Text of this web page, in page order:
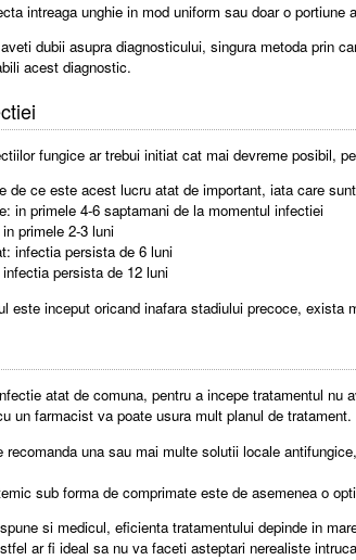
intreaga unghie in mod uniform sau doar o
dubii asupra diagnosticului, singura metoda prin
acest diagnostic.
fungice ar trebui initiat cat mai devreme posibil,
de ce este acest lucru atat de important, iata care
in primele 4-6 saptamani de la momentul infectiei
primele 2-3 luni
infectia persista de 6 luni
persista de 12 luni
este inceput oricand inafara stadiului precoce,
atat de comuna, pentru a incepe tratamentul
un farmacist va poate usura mult planul de tratament.
recomanda una sau mai multe solutii locale
sub forma de comprimate este de asemenea o
si medicul, eficienta tratamentului depinde in
ar fi ideal sa nu va faceti asteptari nerealiste